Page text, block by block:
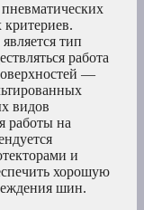
тип
работа
—
видов
работы на
и
хорошую
шин.